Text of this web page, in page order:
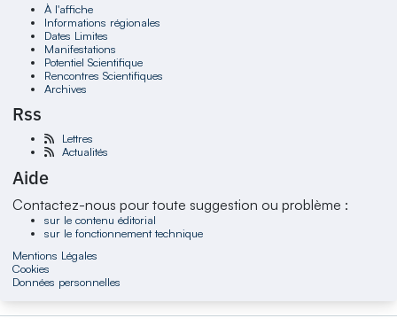
À l'affiche
Informations régionales
Dates Limites
Manifestations
Potentiel Scientifique
Rencontres Scientifiques
Archives
Rss
Lettres
Actualités
Aide
Contactez-nous pour toute suggestion ou problème :
sur le contenu éditorial
sur le fonctionnement technique
Mentions Légales
Cookies
Données personnelles